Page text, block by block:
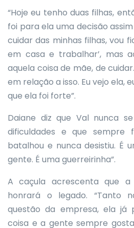
“Hoje eu tenho duas filhas,
foi para ela uma decisão
cuidar das minhas filhas, vou
em casa e trabalhar’, mas
aquela coisa de mãe, de
em relação a isso. Eu vejo ela,
que ela foi forte”.
Daiane diz que Val nunca
dificuldades e que sempre
batalhou e nunca desistiu. É
gente. É uma guerreirinha”.
A caçula acrescenta que
honrará o legado. “Tanto
questão da empresa, ela já
coisa e a gente sempre